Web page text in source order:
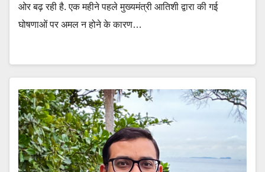
ओर बढ़ रही है. एक महीने पहले मुख्यमंत्री आतिशी द्वारा की गई
घोषणाओं पर अमल न होने के कारण…